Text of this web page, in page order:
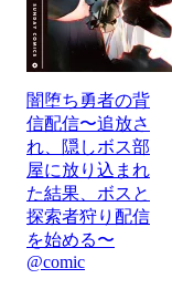
闇堕ち勇者の背
信配信〜追放さ
れ、隠しボス部
屋に放り込まれ
た結果、ボスと
探索者狩り配信
を始める〜
@comic